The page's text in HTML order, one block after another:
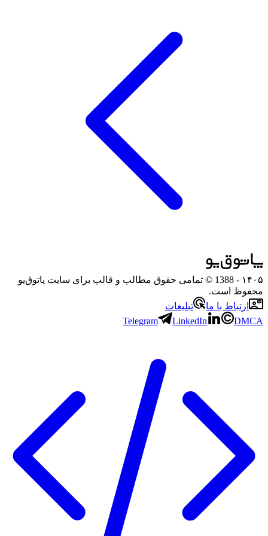
۱۴۰۵
- 1388 © تمامی حقوق مطالب و قالب برای سایت پاتوق‌یو
محفوظ است.
ارتباط با ما
تبلیغات
Telegram
LinkedIn DMCA